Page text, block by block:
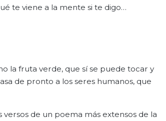
te viene a la mente si te digo…
la fruta verde, que sí se puede tocar y
de pronto a los seres humanos, que
de un poema más extensos de la